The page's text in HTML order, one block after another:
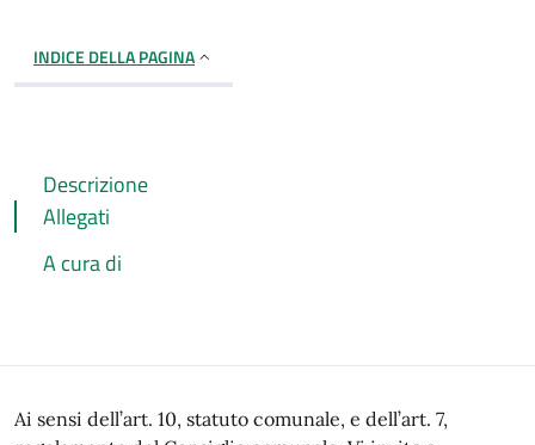
INDICE DELLA PAGINA
Descrizione
Allegati
A cura di
Descrizione
Ai sensi dell’art. 10, statuto comunale, e dell’art. 7,